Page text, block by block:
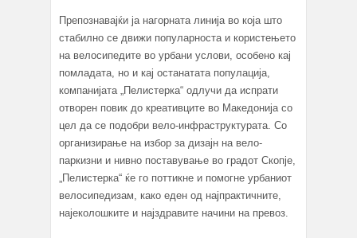
Препознавајќи ја нагорната линија во која што
стабилно се движи популарноста и користењето
на велосипедите во урбани услови, особено кај
помладата, но и кај останатата популација,
компанијата „Пелистерка“ одлучи да испрати
отворен повик до креативците во Македонија со
цел да се подобри вело-инфраструктурата. Со
организирање на избор за дизајн на вело-
паркизни и нивно поставување во градот Скопје,
„Пелистерка“ ќе го поттикне и помoгне урбаниот
велосипедизам, како еден од најпрактичните,
најеколошките и најздравите начини на превоз.